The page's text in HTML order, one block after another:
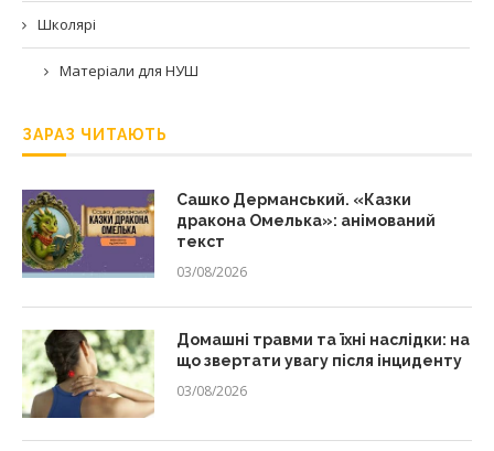
Школярі
Матеріали для НУШ
ЗАРАЗ ЧИТАЮТЬ
Сашко Дерманський. «Казки
дракона Омелька»: анімований
текст
03/08/2026
Домашні травми та їхні наслідки: на
що звертати увагу після інциденту
03/08/2026